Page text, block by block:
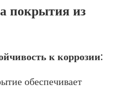
покрытия из
к коррозии:
обеспечивает